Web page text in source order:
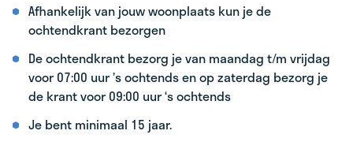
Afhankelijk van jouw woonplaats kun je de
ochtendkrant bezorgen
De ochtendkrant bezorg je van maandag t/m vrijdag
voor 07:00 uur ’s ochtends en op zaterdag bezorg je
de krant voor 09:00 uur ‘s ochtends
Je bent minimaal 15 jaar.